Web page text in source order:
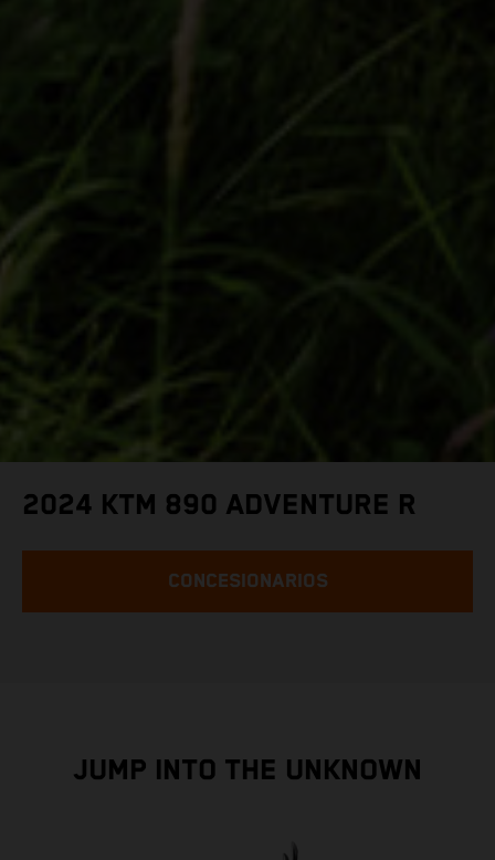
2024 KTM 890 ADVENTURE R
CONCESIONARIOS
JUMP INTO THE UNKNOWN